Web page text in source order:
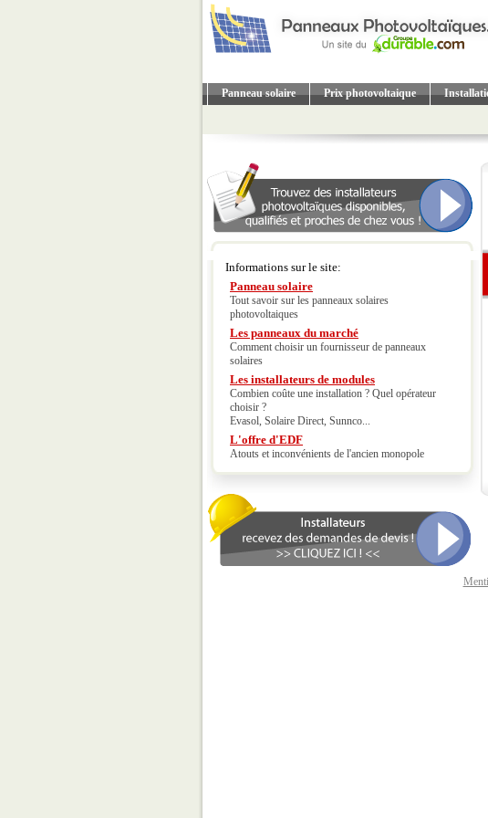
Panneau solaire Prix photovoltaique
Informations sur le site:
Panneau solaire
Tout savoir sur les panneaux solaires
photovoltaiques
Les panneaux du marché
Comment choisir un fournisseur de panneaux
solaires
Les installateurs de modules
Combien coûte une installation ? Quel opérateur
choisir ?
Evasol, Solaire Direct, Sunnco...
L'offre d'EDF
Atouts et inconvénients de l'ancien monopole